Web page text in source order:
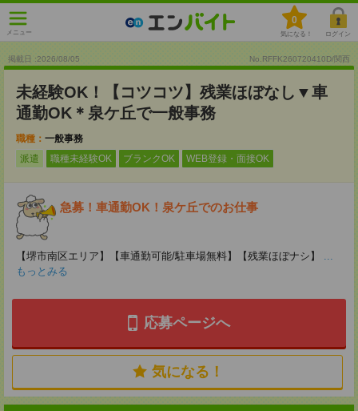
メニュー
0
気になる！ ログイン
掲載日 :2026/08/05 No.RFFK260720410D/関西
未経験OK！【コツコツ】残業ほぼなし▼車
通勤OK＊泉ケ丘で一般事務
職種： 一般事務
派遣
職種未経験OK ブランクOK WEB登録・面接OK
急募！車通勤OK！泉ケ丘でのお仕事
【堺市南区エリア】【車通勤可能/駐車場無料】【残業ほぼナシ】
...
もっとみる
応募ページへ
気になる！